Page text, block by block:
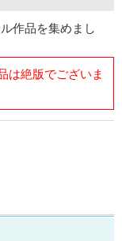
作品を集めまし
は絶版でございま